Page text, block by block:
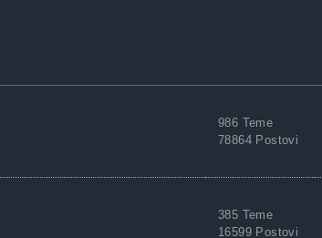
986 Teme
78864 Postovi
385 Teme
16599 Postovi